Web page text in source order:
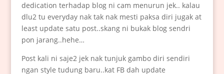
dedication terhadap blog ni cam menurun jek.. kalau
dlu2 tu everyday nak tak nak mesti paksa diri jugak at
least update satu post..skang ni bukak blog sendri
pon jarang..hehe…
Post kali ni saje2 jek nak tunjuk gambo diri sendiri
ngan style tudung baru..kat FB dah update